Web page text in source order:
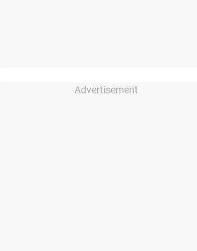
Advertisement